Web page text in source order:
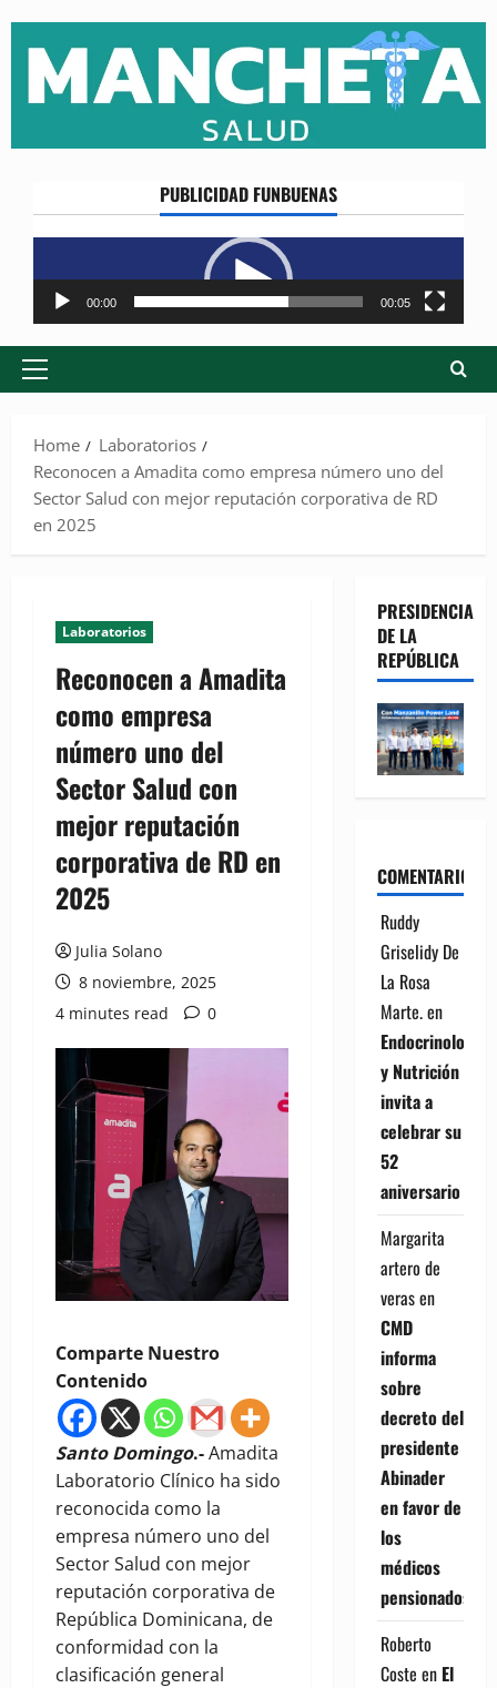
content
PUBLICIDAD FUNBUENAS
Reproductor
de
vídeo
00:00 00:05
Primary
Home
Laboratorios
Reconocen a Amadita como empresa número uno del
Sector Salud con mejor reputación corporativa de RD
en 2025
Laboratorios
Reconocen a Amadita
como empresa
número uno del
Sector Salud con
mejor reputación
corporativa de RD en
2025
Julia Solano
8 noviembre, 2025
4 minutes read
0
Comparte Nuestro
Contenido
Santo Domingo.-Amadita
Laboratorio Clínico ha sido
reconocida como la
empresa número uno del
Sector Salud con mejor
reputación corporativa de
República Dominicana, de
conformidad con la
clasificación general
PRESIDENCIA
DE LA
REPÚBLICA
COMENTARIOS
Ruddy
Griselidy De
La Rosa
Marte.en
Endocrinología
y Nutrición
invita a
celebrar su
52
aniversario
Margarita
artero de
verasen
CMD
informa
sobre
decreto del
presidente
Abinader
en favor de
los
médicos
pensionados
Roberto
Coste en El